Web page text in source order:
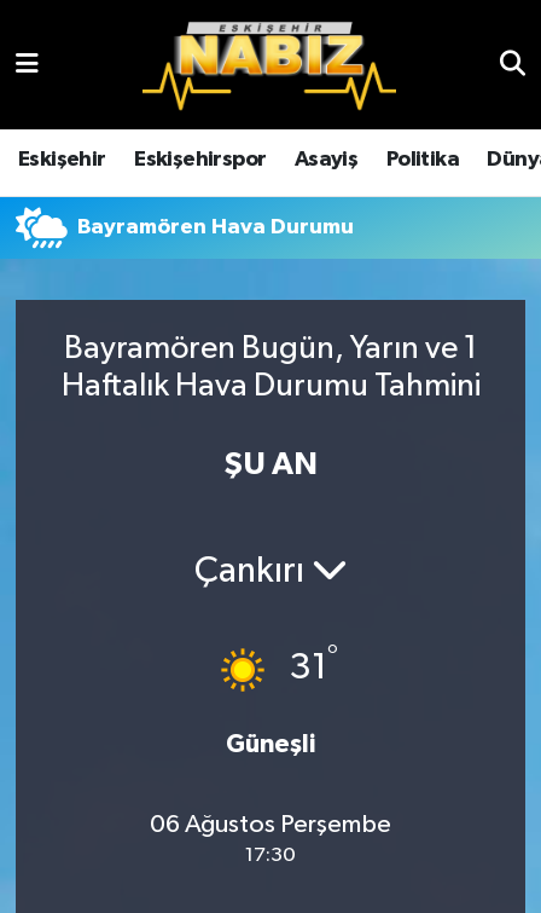
Eskişehir Eskişehirspor Asayiş Politika
Bayramören Hava Durumu
Bayramören Bugün, Yarın ve 1
Haftalık Hava Durumu Tahmini
ŞU AN
Çankırı
31 °
Güneşli
06 Ağustos Perşembe
17:30
Çevre
Dünya
Ekonomi
Eskişehir
Eskişehir Hava Durumu
Eskişehir Trafik Yoğunluk Haritası
TFF 3.Lig 4.Grup Puan Durumu ve Fikstür
Son Dakika Haberleri
Haber Arşivi